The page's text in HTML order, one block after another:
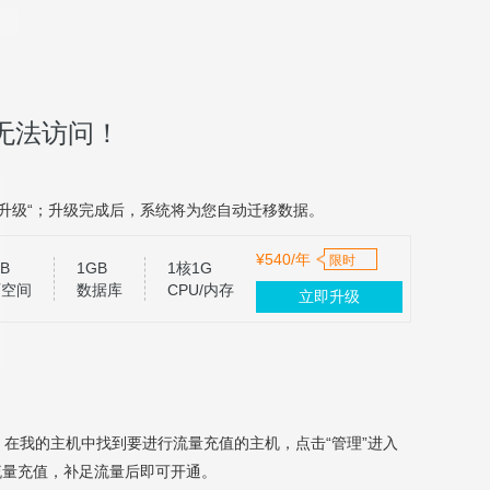
访问！
“；升级完成后，系统将为您自动迁移数据。
间
1GB
数据库
1核1G
CPU/内存
¥540/年 限时
立即升级
在我的主机中找到要进行流量充值的主机，点击“管理”进入
充值，补足流量后即可开通。